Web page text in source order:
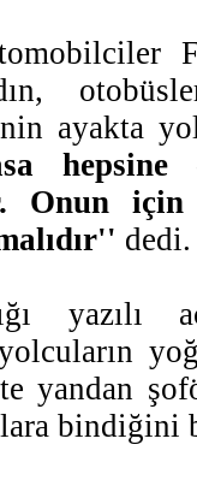
ayakta
hepsine
Onun
dedi.
yazılı
yandan
bindiğini